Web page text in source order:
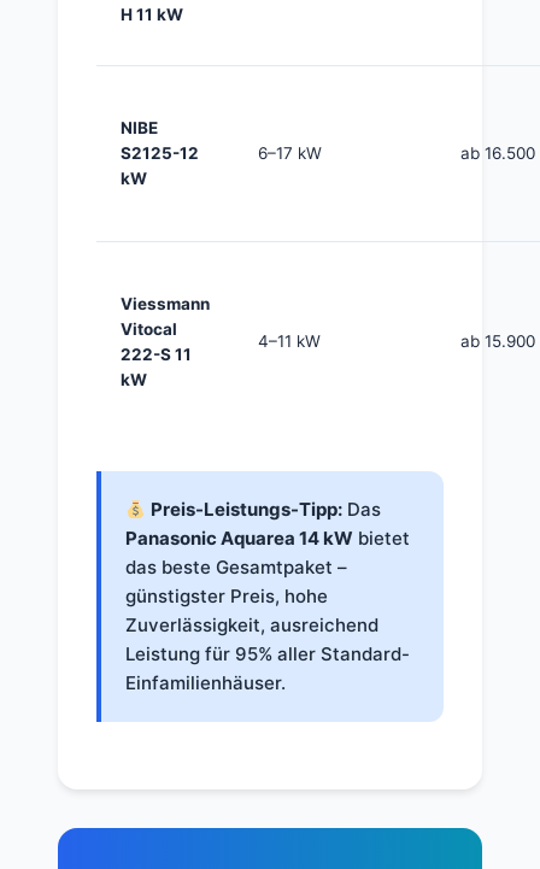
H 11 kW
NIBE
S2125-12
kW
6–17 kW ab 16.500
Viessmann
Vitocal
222-S 11
kW
4–11 kW ab 15.900
Preis-Leistungs-Tipp: Das
Panasonic Aquarea 14 kW bietet
das beste Gesamtpaket –
günstigster Preis, hohe
Zuverlässigkeit, ausreichend
Leistung für 95% aller Standard-
Einfamilienhäuser.